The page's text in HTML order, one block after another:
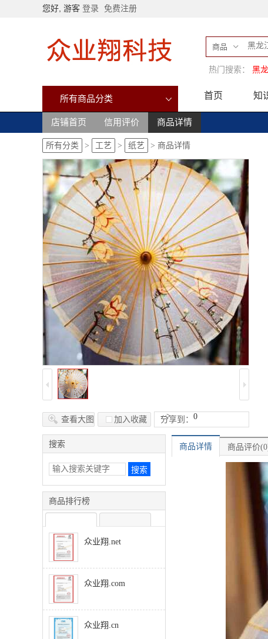
您好, 游客 登录 免费注册
商品
热门搜索： 黑
所有商品分类 首页 知
店铺首页 信用评价 商品详情
所有分类 > 工艺 > 纸艺 > 商品详情
查看大图 加入收藏 分享到： 0
-->
搜索
商品排行榜
众业翔.net
众业翔.com
众业翔.cn
商品详情 商品评价